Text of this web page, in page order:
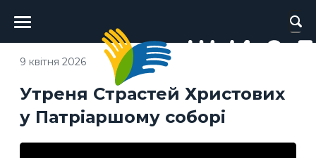
Головне
меню
Утреня Страстей Христових
у Патріаршому соборі
9 квітня 2026